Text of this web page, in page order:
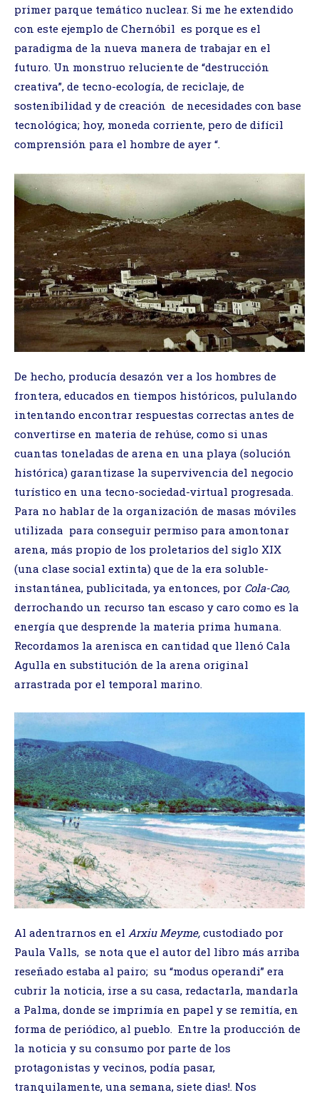
primer parque temático nuclear. Si me he extendido
con este ejemplo de Chernóbil es porque es el
paradigma de la nueva manera de trabajar en el
futuro. Un monstruo reluciente de “destrucción
creativa”, de tecno-ecología, de reciclaje, de
sostenibilidad y de creación de necesidades con base
tecnológica; hoy, moneda corriente, pero de difícil
comprensión para el hombre de ayer “.
De hecho, producía desazón ver a los hombres de
frontera, educados en tiempos históricos, pululando
intentando encontrar respuestas correctas antes de
convertirse en materia de rehúse, como si unas
cuantas toneladas de arena en una playa (solución
histórica) garantizase la supervivencia del negocio
turístico en una tecno-sociedad-virtual progresada.
Para no hablar de la organización de masas móviles
utilizada para conseguir permiso para amontonar
arena, más propio de los proletarios del siglo XIX
(una clase social extinta) que de la era soluble-
instantánea, publicitada, ya entonces, por Cola-Cao,
derrochando un recurso tan escaso y caro como es la
energía que desprende la materia prima humana.
Recordamos la arenisca en cantidad que llenó Cala
Agulla en substitución de la arena original
arrastrada por el temporal marino.
Al adentrarnos en el Arxiu Meyme, custodiado por
Paula Valls, se nota que el autor del libro más arriba
reseñado estaba al pairo; su “modus operandi” era
cubrir la noticia, irse a su casa, redactarla, mandarla
a Palma, donde se imprimía en papel y se remitía, en
forma de periódico, al pueblo. Entre la producción de
la noticia y su consumo por parte de los
protagonistas y vecinos, podía pasar,
tranquilamente, una semana, siete dias!. Nos